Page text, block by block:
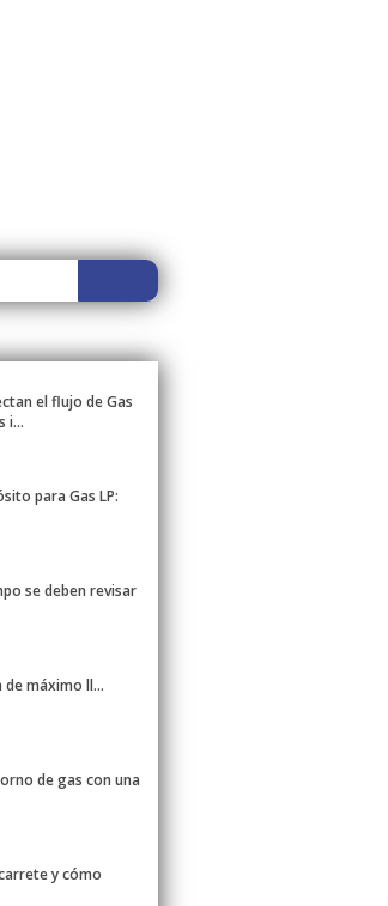
el flujo de Gas
i...
para Gas LP:
se deben revisar
de máximo ll...
de gas con una
y cómo